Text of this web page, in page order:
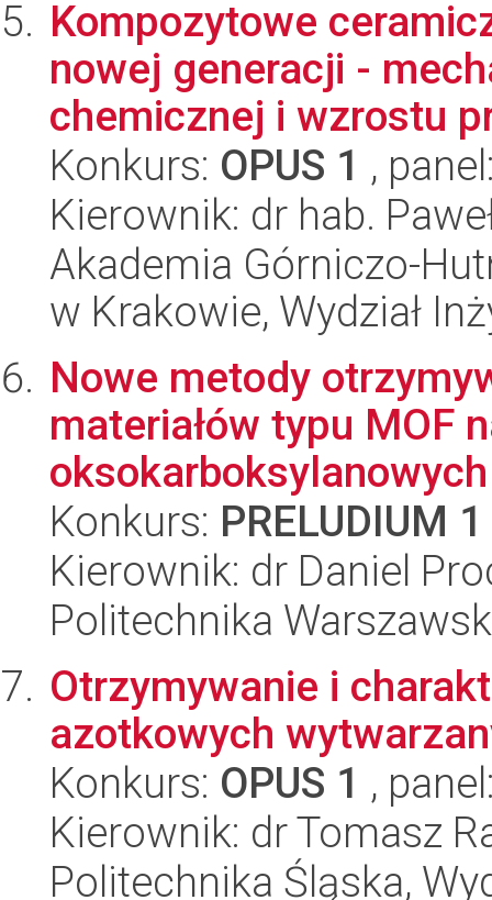
Kompozytowe
nowej generacji -
chemicznej i wzrostu
Konkurs: OPUS 1 ,
Kierownik: dr hab.
Akademia Górniczo-
w Krakowie, Wydział
Nowe metody
materiałów typu MOF
Konkurs: PRELUDIUM 1
Kierownik: dr Daniel
Politechnika
Otrzymywanie i
azotkowych
Konkurs: OPUS 1 ,
Kierownik: dr Tomasz
Politechnika Śląska,